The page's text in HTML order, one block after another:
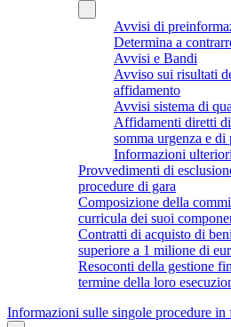
Avvisi di
Determina a
Avvisi e Bandi
Avviso sui risultati
affidamento
Avvisi sistema di
Affidamenti diretti
somma urgenza e
Informazioni ulteriori
Provvedimenti di
procedure di gara
Composizione della
curricula dei suoi
Contratti di acquisto di
superiore a 1 milione di
Resoconti della gestione
termine della loro
Informazioni sulle singole procedure in